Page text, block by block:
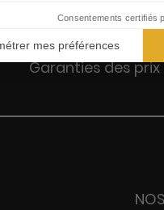
Garanties des prix